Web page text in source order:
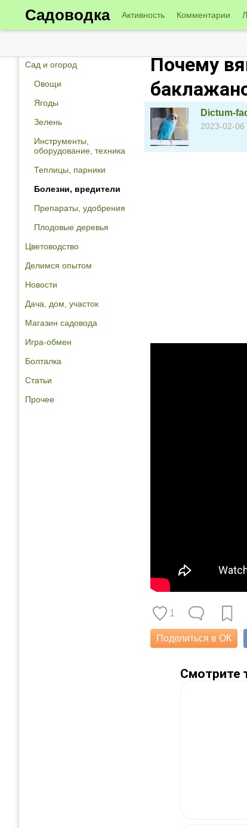
Садоводка Активность Комментарии
Сад и огород
Овощи
Ягоды
Зелень
Инструменты,
оборудование, техника
Теплицы, парники
Болезни, вредители
Препараты, удобрения
Плодовые деревья
Цветоводство
Делимся опытом
Новости
Дача, дом, участок
Магазин садовода
Игра-обмен
Болталка
Статьи
Прочее
Новые материалы
Почему
Dictum-
2023-02-06
1
Поделиться в ОК
Смотрите